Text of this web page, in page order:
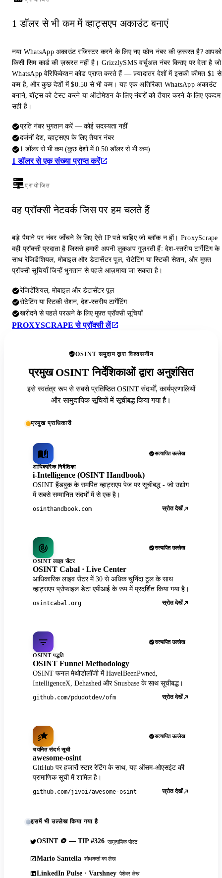
1 डॉलर से भी कम में व्हाट्सएप अकाउंट बनाएं
नया WhatsApp अकाउंट रजिस्टर करने के लिए नए फ़ोन नंबर की ज़रूरत है? आपको
किसी सिम कार्ड की ज़रूरत नहीं है। GrizzlySMS वर्चुअल नंबर किराए पर देता है जो
WhatsApp वेरिफिकेशन कोड प्राप्त करते हैं — ज़्यादातर देशों में इसकी कीमत $1 से
कम है, और कुछ देशों में $0.50 से भी कम। यह एक अतिरिक्त WhatsApp अकाउंट
बनाने, बॉट्स को टेस्ट करने या ऑटोमेशन के लिए नंबरों को तैयार करने के लिए एकदम
सही है।
प्रति नंबर भुगतान करें — कोई सदस्यता नहीं
दर्जनों देश, व्हाट्सएप के लिए तैयार नंबर
1 डॉलर से भी कम (कुछ देशों में 0.50 डॉलर से भी कम)
1 डॉलर से एक संख्या प्राप्त करें
प्रायोजित
वह प्रॉक्सी नेटवर्क जिस पर हम चलते हैं
बड़े पैमाने पर नंबर जाँचने के लिए ऐसे IP पते चाहिए जो ब्लॉक न हों। ProxyScrape
वही प्रॉक्सी प्रदाता है जिससे हमारी अपनी लुकअप गुज़रती हैं: देश-स्तरीय टार्गेटिंग के
साथ रेजिडेंशियल, मोबाइल और डेटासेंटर पूल, रोटेटिंग या स्टिकी सेशन, और मुफ़्त
प्रॉक्सी सूचियाँ जिन्हें भुगतान से पहले आज़माया जा सकता है।
रेजिडेंशियल, मोबाइल और डेटासेंटर पूल
रोटेटिंग या स्टिकी सेशन, देश-स्तरीय टार्गेटिंग
खरीदने से पहले परखने के लिए मुफ़्त प्रॉक्सी सूचियाँ
PROXYSCRAPE से प्रॉक्सी लें
OSINT समुदाय द्वारा विश्वसनीय
प्रमुख OSINT निर्देशिकाओं द्वारा अनुशंसित
इसे स्वतंत्र रूप से सबसे प्रतिष्ठित OSINT संदर्भों, कार्यप्रणालियों
और सामुदायिक सूचियों में सूचीबद्ध किया गया है।
प्रमुख प्राधिकारी
सत्यापित उल्लेख
आधिकारिक निर्देशिका
i-Intelligence (OSINT Handbook)
OSINT हैंडबुक के समर्पित व्हाट्सएप पेज पर सूचीबद्ध - जो उद्योग
में सबसे सम्मानित संदर्भों में से एक है।
osinthandbook.com स्रोत देखें
सत्यापित उल्लेख
OSINT लाइव सेंटर
OSINT Cabal · Live Center
आधिकारिक लाइव सेंटर में 30 से अधिक चुनिंदा टूल के साथ
व्हाट्सएप प्रोफाइल डेटा एपीआई के रूप में प्रदर्शित किया गया है।
osintcabal.org स्रोत देखें
सत्यापित उल्लेख
OSINT पद्धति
OSINT Funnel Methodology
OSINT फनल मेथोडोलॉजी में HaveIBeenPwned,
IntelligenceX, Dehashed और Snusbase के साथ सूचीबद्ध।
github.com/pdudotdev/ofm स्रोत देखें
सत्यापित उल्लेख
चयनित संदर्भ सूची
awesome-osint
GitHub पर हजारों स्टार रेटिंग के साथ, यह ऑसम-ओएसइंट की
प्रामाणिक सूची में शामिल है।
github.com/jivoi/awesome-osint स्रोत देखें
इसमें भी उल्लेख किया गया है
OSINT 🪙 — TIP #326 सामुदायिक पोस्ट
Mario Santella शोधकर्ता का लेख
LinkedIn Pulse · Varshney पेशेवर लेख